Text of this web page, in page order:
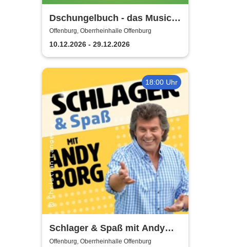
Dschungelbuch - das Musical
| Theater Liberi
Offenburg, Oberrheinhalle Offenburg
10.12.2026 - 29.12.2026
18:00 Uhr
Schlager & Spaß mit Andy
Borg und Gästen
Offenburg, Oberrheinhalle Offenburg